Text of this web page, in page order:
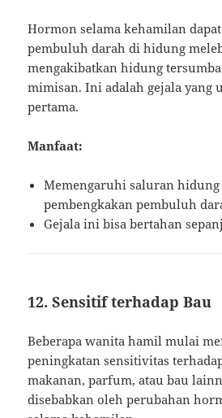
Hormon selama kehamilan
pembuluh darah di hidung
mengakibatkan hidung
mimisan. Ini adalah gejala yang
pertama.
Manfaat:
Memengaruhi saluran
pembengkakan pembuluh
Gejala ini bisa bertahan
12. Sensitif terhadap Bau
Beberapa wanita hamil mulai
peningkatan sensitivitas
makanan, parfum, atau bau
disebabkan oleh perubahan